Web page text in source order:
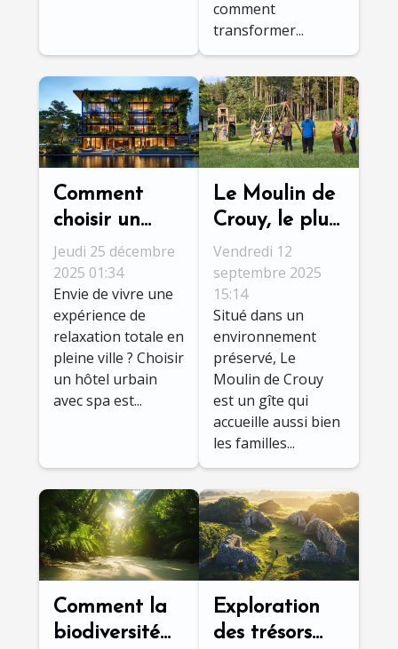
comment
transformer...
Comment
choisir un
hôtel urbain
avec spa pour
une détente
optimale ?
Jeudi 25 décembre
2025 01:34
Envie de vivre une
expérience de
relaxation totale en
pleine ville ? Choisir
un hôtel urbain
avec spa est...
Le Moulin de
Crouy, le plus
beau gîte de
Val-de-Loire !
Vendredi 12
septembre 2025
15:14
Situé dans un
environnement
préservé, Le
Moulin de Crouy
est un gîte qui
accueille aussi bien
les familles...
Comment la
biodiversité
Exploration
des trésors